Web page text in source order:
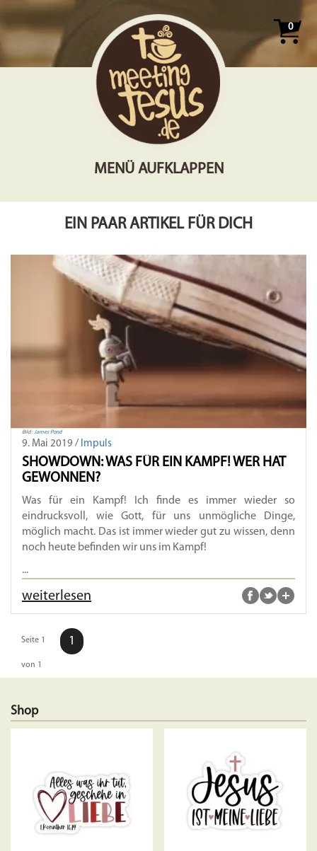
0
MENÜ AUFKLAPPEN
EIN PAAR ARTIKEL FÜR DICH
Bild: James Pond
9. Mai 2019 / Impuls
SHOWDOWN: WAS FÜR EIN KAMPF! WER HAT
GEWONNEN?
Was für ein Kampf! Ich finde es immer wieder so
eindrucksvoll, wie Gott, für uns unmögliche Dinge,
möglich macht. Das ist immer wieder gut zu wissen, denn
noch heute befinden wir uns im Kampf!
...
weiterlesen
Seite 1
von 1
1
Shop